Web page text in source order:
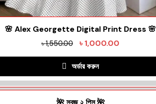
🌸 Alex Georgette Digital Print Dress 🌸
৳1,550.00 ৳1,000.00
অর্ডার করুন